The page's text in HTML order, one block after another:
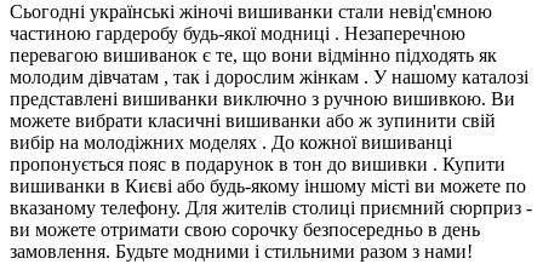
Сьогодні українські жіночі вишиванки стали невід'ємною
частиною гардеробу будь-якої модниці . Незаперечною
перевагою вишиванок є те, що вони відмінно підходять як
молодим дівчатам , так і дорослим жінкам . У нашому каталозі
представлені вишиванки виключно з ручною вишивкою. Ви
можете вибрати класичні вишиванки або ж зупинити свій
вибір на молодіжних моделях . До кожної вишиванці
пропонується пояс в подарунок в тон до вишивки . Купити
вишиванки в Києві або будь-якому іншому місті ви можете по
вказаному телефону. Для жителів столиці приємний сюрприз -
ви можете отримати свою сорочку безпосередньо в день
замовлення. Будьте модними і стильними разом з нами!